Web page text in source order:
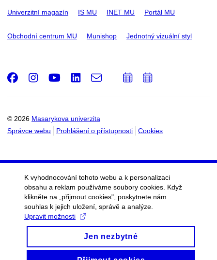
Univerzitní magazín IS MU INET MU Portál MU
Obchodní centrum MU Munishop Jednotný vizuální styl
© 2026 Masarykova univerzita
Správce webu
Prohlášení o přístupnosti Cookies
Facebook
Instagram
Youtube
LinkedIn
e-
PřidatPřidat
K vyhodnocování tohoto webu a k personalizaci
obsahu a reklam používáme soubory cookies. Když
klikněte na „přijmout cookies", poskytnete nám
souhlas k jejich uložení, správě a analýze.
Upravit možnosti
Jen nezbytné